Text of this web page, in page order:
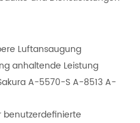
Luftansaugung
anhaltende Leistung
A-5570-S A-8513 A-
benutzerdefinierte